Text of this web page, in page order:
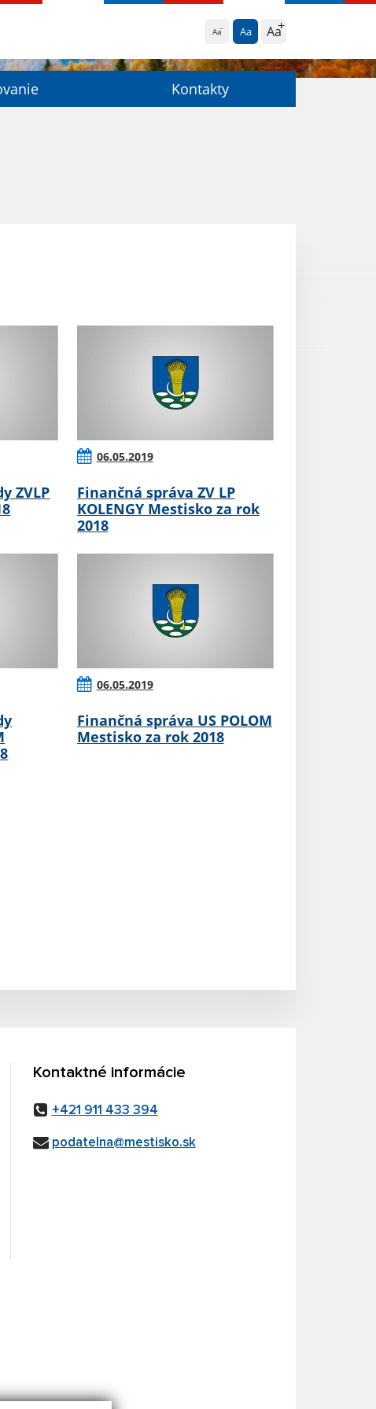
Aa Aa Aa
Kontakty
ZVLP
06.05.2019
Finančná správa ZV LP
KOLENGY Mestisko za rok
2018
06.05.2019
Finančná správa US POLOM
Mestisko za rok 2018
Kontaktné informácie
+421 911 433 394
podatelna@mestisko.sk